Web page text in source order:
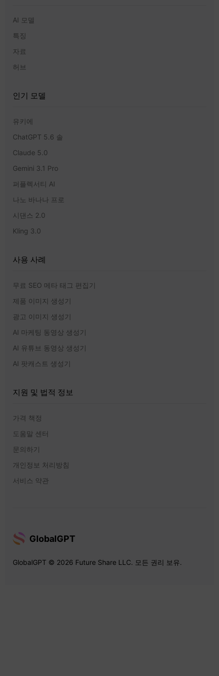
AI 모델
특징
자료
허브
인기 모델
유키에
ChatGPT 5.6 솔
Claude 5.0
Gemini 3.1 Pro
퍼플렉서티 AI
나노 바나나 프로
시댄스 2.0
Kling 3.0
사용 사례
무료 SEO 메타 태그 편집기
제품 이미지 생성기
광고 이미지 생성기
AI 마케팅 동영상 생성기
AI 유튜브 동영상 생성기
AI 팟캐스트 생성기
지원 및 법적 정보
가격 책정
도움말 센터
문의하기
개인정보 처리방침
서비스 약관
GlobalGPT
GlobalGPT © 2026 Future Share LLC. 모든 권리 보유.